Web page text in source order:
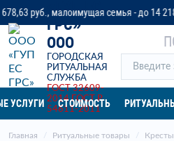
малоимущая семья - до 14
«ГУП ЕС
ГРС»
ООО
ГОРОДСКАЯ
РИТУАЛЬНАЯ
СЛУЖБА
ГОСТ 32609-
2014 ГОСТ Р
54611-2011
УСЛУГИ СТОИМОСТЬ
Главная Ритуальные товары
Кресты